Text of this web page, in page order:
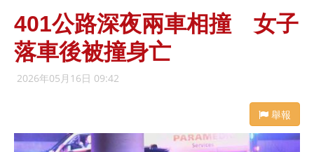
401公路深夜兩車相撞 女子
落車後被撞身亡
2026年05月16日 09:42
舉報